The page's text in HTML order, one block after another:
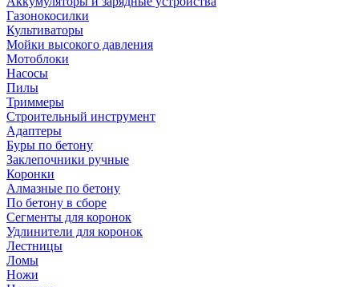
Газонокосилки
Культиваторы
Мойки высокого давления
Мотоблоки
Насосы
Пилы
Триммеры
Строительный инструмент
Адаптеры
Буры по бетону
Заклепочники ручные
Коронки
Алмазные по бетону
По бетону в сборе
Сегменты для коронок
Удлинители для коронок
Лестницы
Ломы
Ножи